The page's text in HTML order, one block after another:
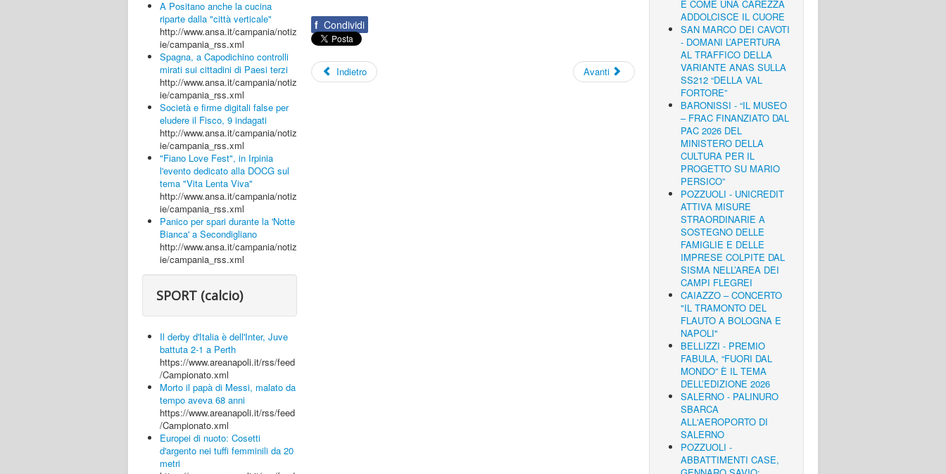
A Positano anche la cucina
riparte dalla "città verticale"
http://www.ansa.it/campania/notiz
ie/campania_rss.xml
Spagna, a Capodichino controlli
mirati sui cittadini di Paesi terzi
http://www.ansa.it/campania/notiz
ie/campania_rss.xml
Società e firme digitali false per
eludere il Fisco, 9 indagati
http://www.ansa.it/campania/notiz
ie/campania_rss.xml
"Fiano Love Fest", in Irpinia
l'evento dedicato alla DOCG sul
tema "Vita Lenta Viva"
http://www.ansa.it/campania/notiz
ie/campania_rss.xml
Panico per spari durante la 'Notte
Bianca' a Secondigliano
http://www.ansa.it/campania/notiz
ie/campania_rss.xml
SPORT (calcio)
Il derby d'Italia è dell'Inter, Juve
battuta 2-1 a Perth
https://www.areanapoli.it/rss/feed
/Campionato.xml
Morto il papà di Messi, malato da
tempo aveva 68 anni
https://www.areanapoli.it/rss/feed
/Campionato.xml
Europei di nuoto: Cosetti
d'argento nei tuffi femminili da 20
metri
f Condividi
Indietro Avanti
E COME UNA CAREZZA
ADDOLCISCE IL CUORE
SAN MARCO DEI CAVOTI
- DOMANI L’APERTURA
AL TRAFFICO DELLA
VARIANTE ANAS SULLA
SS212 “DELLA VAL
FORTORE”
BARONISSI - “IL MUSEO
– FRAC FINANZIATO DAL
PAC 2026 DEL
MINISTERO DELLA
CULTURA PER IL
PROGETTO SU MARIO
PERSICO”
POZZUOLI - UNICREDIT
ATTIVA MISURE
STRAORDINARIE A
SOSTEGNO DELLE
FAMIGLIE E DELLE
IMPRESE COLPITE DAL
SISMA NELL’AREA DEI
CAMPI FLEGREI
CAIAZZO – CONCERTO
"IL TRAMONTO DEL
FLAUTO A BOLOGNA E
NAPOLI"
BELLIZZI - PREMIO
FABULA, “FUORI DAL
MONDO” È IL TEMA
DELL’EDIZIONE 2026
SALERNO - PALINURO
SBARCA
ALL'AEROPORTO DI
SALERNO
POZZUOLI -
ABBATTIMENTI CASE,